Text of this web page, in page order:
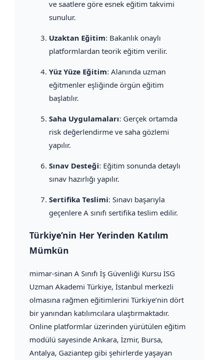
ve saatlere göre esnek eğitim takvimi
sunulur.
Uzaktan Eğitim: Bakanlık onaylı
platformlardan teorik eğitim verilir.
Yüz Yüze Eğitim: Alanında uzman
eğitmenler eşliğinde örgün eğitim
başlatılır.
Saha Uygulamaları: Gerçek ortamda
risk değerlendirme ve saha gözlemi
yapılır.
Sınav Desteği: Eğitim sonunda detaylı
sınav hazırlığı yapılır.
Sertifika Teslimi: Sınavı başarıyla
geçenlere A sınıfı sertifika teslim edilir.
Türkiye’nin Her Yerinden Katılım
Mümkün
mimar-sinan A Sınıfı İş Güvenliği Kursu İSG
Uzman Akademi Türkiye, İstanbul merkezli
olmasına rağmen eğitimlerini Türkiye’nin dört
bir yanından katılımcılara ulaştırmaktadır.
Online platformlar üzerinden yürütülen eğitim
modülü sayesinde Ankara, İzmir, Bursa,
Antalya, Gaziantep gibi şehirlerde yaşayan